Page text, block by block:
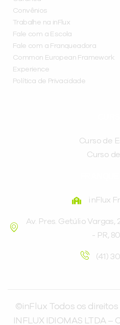
Convênios
Trabalhe na inFlux
Fale com a Escola
Fale com a Franqueadora
Common European Framework
Experience
Política de Privacidade
Curso de
Curso
inFlux
Av. Pres. Getúlio
- PR,
(41)
©inFlux Todos os
INFLUX IDIOMAS LTDA –